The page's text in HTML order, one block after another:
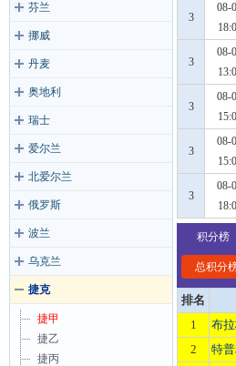
芬兰
挪威
丹麦
奥地利
瑞士
爱尔兰
北爱尔兰
俄罗斯
波兰
乌克兰
捷克
捷甲
捷乙
捷丙
3
08-
3
08-
3
08-
3
08-
3
08-
积分榜
总积分
排名
1
布
2
特